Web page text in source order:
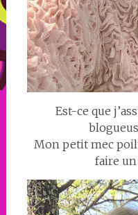
Est-ce que
Mon petit mec
faire un